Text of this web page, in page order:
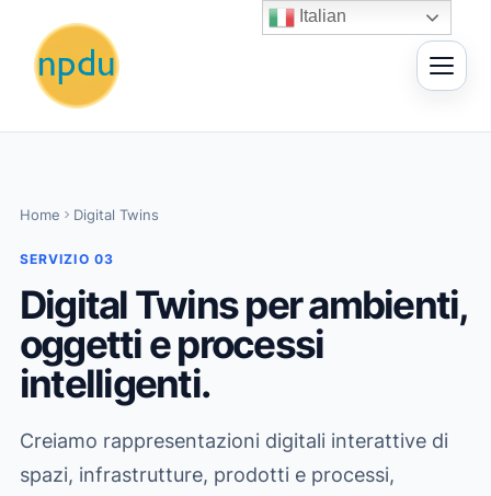
contenuto
Home Digital Twins
SERVIZIO 03
Digital Twins per ambienti,
oggetti e processi
intelligenti.
Creiamo rappresentazioni digitali interattive di
spazi, infrastrutture, prodotti e processi,
Italian